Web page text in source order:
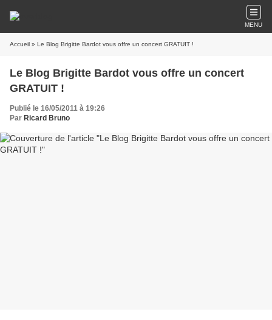
MENU
Accueil » Le Blog Brigitte Bardot vous offre un concert GRATUIT !
Le Blog Brigitte Bardot vous offre un concert
GRATUIT !
Publié le 16/05/2011 à 19:26
Par Ricard Bruno